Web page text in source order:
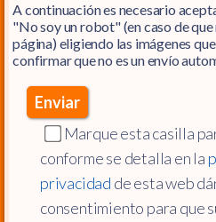
A continuación es necesario
"No soy un robot" (en caso de
página) eligiendo las imágenes
confirmar que no es un envío
Marque esta casilla
conforme se detalla en la
privacidad de esta web
consentimiento para que